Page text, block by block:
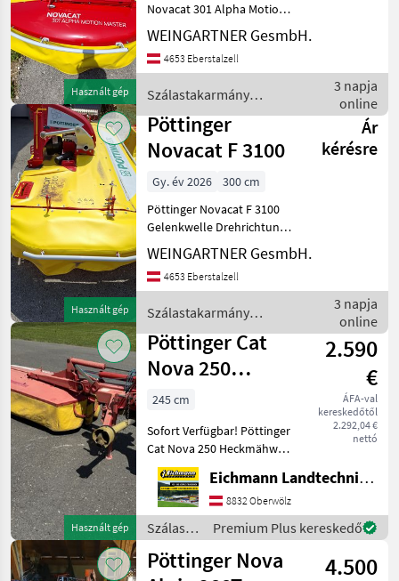
Használt gép
Novacat 301 Alpha Motion
Master Gelenkwelle
Drehrichtung aller
Mähscheiben zur Mitte
Verschleiskufen Prompt
Verf
WEINGARTNER GesmbH.
4653 Eberstalzell
Szálastakarmány
betakarítók / Pöttinger
3 napja
online
Használt gép
Pöttinger
Novacat F 3100
Ár
kérésre
Gy. év 2026
300 cm
Pöttinger Novacat F 3100
Gelenkwelle Drehrichtung
aller Mähscheiben zur Mitte
Verschleißkufen Prompt
Verfügbar NEUMASCHINE
WEINGARTNER GesmbH.
4653 Eberstalzell
Szálastakarmány
betakarítók / Pöttinger
3 napja
online
Használt gép
Pöttinger Cat
Nova 250
Heckmähwerk
2.590
€
ÁFA-val
kereskedőtől
2.292,04 €
nettó
245 cm
Sofort Verfügbar! Pöttinger
Cat Nova 250 Heckmähwerk
mit Mittenaufhängung. Wie
vom Kunden, in gutem
Zustand. Ausstattung &
Details: - Voll
Funktionstüchtig
Eichmann Landtechnik GmbH
8832 Oberwölz
Szálastakarmány
betakarítók
/
Premium Plus kereskedő
Pöttinger Nova
4.500